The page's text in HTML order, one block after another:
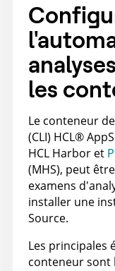
les
Le conteneur
(CLI) HCL®
HCL Harbor et
(MHS), peut
examens
installer une
Source.
Les principales
conteneur sont